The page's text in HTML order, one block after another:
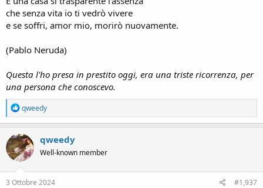
che senza vita io ti vedrò vivere
e se soffri, amor mio, morirò nuovamente.
(Pablo Neruda)
Questa l'ho presa in prestito oggi, era una triste ricorrenza, per
una persona che conoscevo.
R
e
a
c
t
i
o
n
s
qweedy
qweedy
Well-known member
3 Ottobre 2024 #1,937